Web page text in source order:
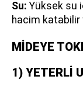
Su: Yüksek su
hacim
MİDEYE
1) YETERLİ